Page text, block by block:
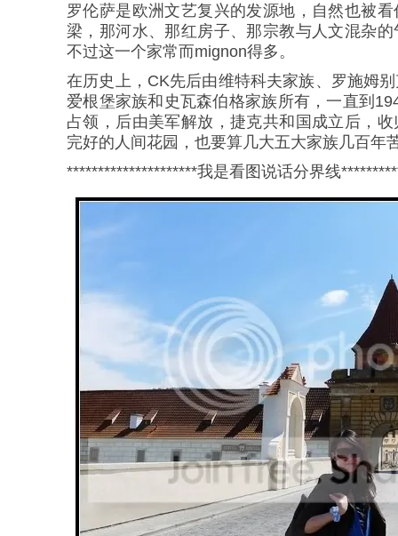
罗伦萨是欧洲文艺复兴的发源地，自然也被
梁，那河水、那红房子、那宗教与人文混杂
不过这一个家常而mignon得多。
在历史上，CK先后由维特科夫家族、罗施姆
爱根堡家族和史瓦森伯格家族所有，一直到
占领，后由美军解放，捷克共和国成立后，
完好的人间花园，也要算几大五大家族几百年
*********************我是看图说话分界线